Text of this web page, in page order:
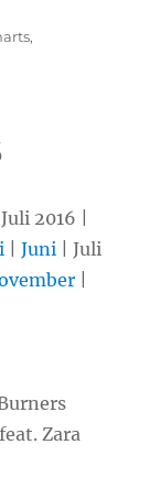
,
2016 |
|Juni | Juli
feat. Zara